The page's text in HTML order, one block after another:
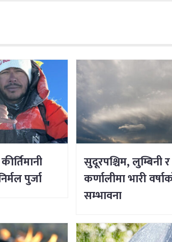
पुर्जा
सुदूरपश्चिम, लुम्बिनी र
कर्णालीमा भारी
सम्भावना